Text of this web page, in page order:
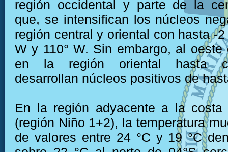
región occidental y parte de la
que, se intensifican los núcleos
región central y oriental con hasta -2
W y 110° W. Sin embargo, al oeste
en la región oriental hasta
desarrollan núcleos positivos de
En la región adyacente a la costa
(región Niño 1+2), la temperatura
de valores entre 24 °C y 19 °C